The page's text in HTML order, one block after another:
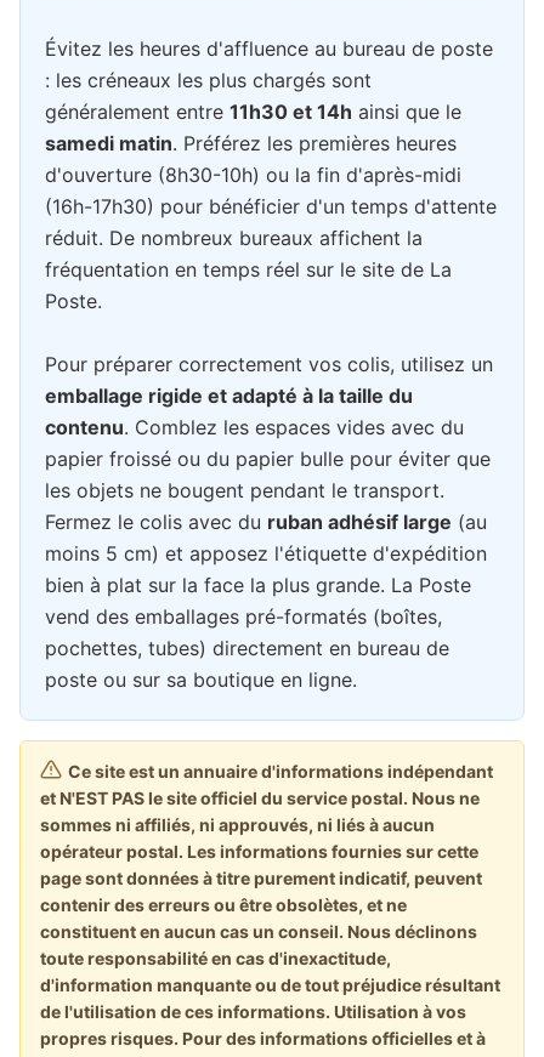
Évitez les heures d'affluence au bureau de poste
: les créneaux les plus chargés sont
généralement entre 11h30 et 14h ainsi que le
samedi matin. Préférez les premières heures
d'ouverture (8h30-10h) ou la fin d'après-midi
(16h-17h30) pour bénéficier d'un temps d'attente
réduit. De nombreux bureaux affichent la
fréquentation en temps réel sur le site de La
Poste.
Pour préparer correctement vos colis, utilisez un
emballage rigide et adapté à la taille du
contenu. Comblez les espaces vides avec du
papier froissé ou du papier bulle pour éviter que
les objets ne bougent pendant le transport.
Fermez le colis avec du ruban adhésif large (au
moins 5 cm) et apposez l'étiquette d'expédition
bien à plat sur la face la plus grande. La Poste
vend des emballages pré-formatés (boîtes,
pochettes, tubes) directement en bureau de
poste ou sur sa boutique en ligne.
Ce site est un annuaire d'informations indépendant
et N'EST PAS le site officiel du service postal. Nous ne
sommes ni affiliés, ni approuvés, ni liés à aucun
opérateur postal. Les informations fournies sur cette
page sont données à titre purement indicatif, peuvent
contenir des erreurs ou être obsolètes, et ne
constituent en aucun cas un conseil. Nous déclinons
toute responsabilité en cas d'inexactitude,
d'information manquante ou de tout préjudice résultant
de l'utilisation de ces informations. Utilisation à vos
propres risques. Pour des informations officielles et à